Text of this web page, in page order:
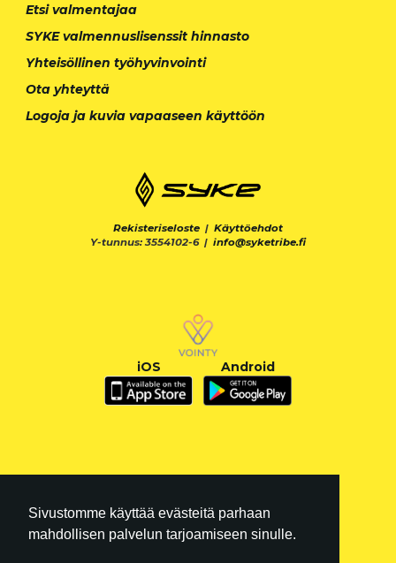
Sivustomme käyttää evästeitä parhaan
mahdollisen palvelun tarjoamiseen sinulle.
Etsi valmentajaa
SYKE valmennuslisenssit hinnasto
Yhteisöllinen työhyvinvointi
Ota yhteyttä
Logoja ja kuvia vapaaseen käyttöön
Rekisteriseloste | Käyttöehdot
Y-tunnus: 3554102-6 | info@syketribe.fi
iOS Android